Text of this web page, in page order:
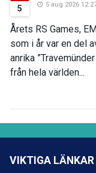
5 5 aug 2026
Årets RS Games,
som i år var en del
anrika
från hela världen...
VIKTIGA LÄNKAR